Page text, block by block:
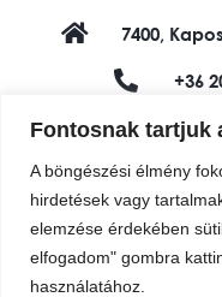
Fontosnak tartjuk
A böngészési élmény
hirdetések vagy
elemzése érdekében
elfogadom" gombra
használatához.
7400,
+36